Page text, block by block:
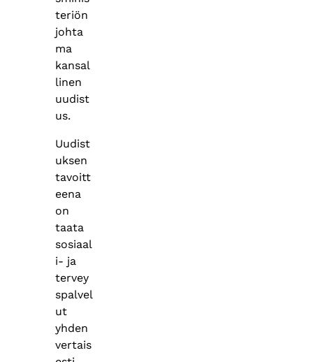
teriön
johta
ma
kansal
linen
uudist
us.
Uudist
uksen
tavoitt
eena
on
taata
sosiaal
i- ja
tervey
spalvel
ut
yhden
vertais